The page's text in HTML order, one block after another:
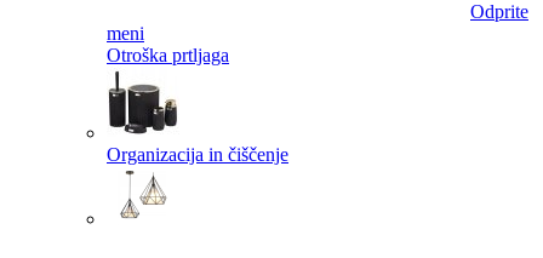
Odprite
meni
Otroška prtljaga
Organizacija in čiščenje